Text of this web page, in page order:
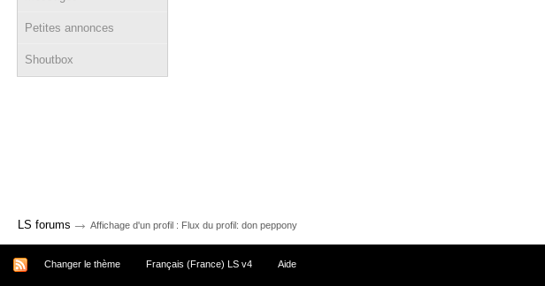
Petites annonces
Shoutbox
LS forums → Affichage d'un profil : Flux du profil: don peppony
Changer le thème Français (France) LS v4 Aide